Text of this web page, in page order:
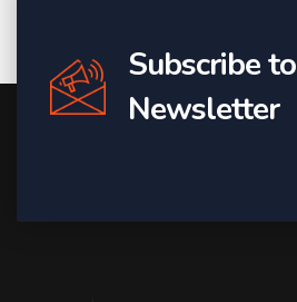
Subscribe to
Newsletter